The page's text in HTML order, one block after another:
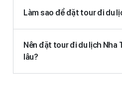
Làm sao để đặt tour đi du
Nên đặt tour đi du lịch Nha
lâu?